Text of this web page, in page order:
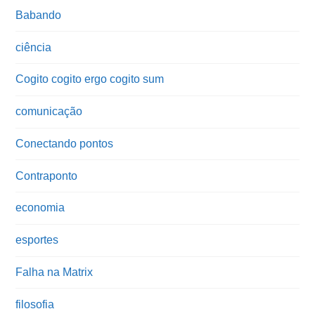
Babando
ciência
Cogito cogito ergo cogito sum
comunicação
Conectando pontos
Contraponto
economia
esportes
Falha na Matrix
filosofia